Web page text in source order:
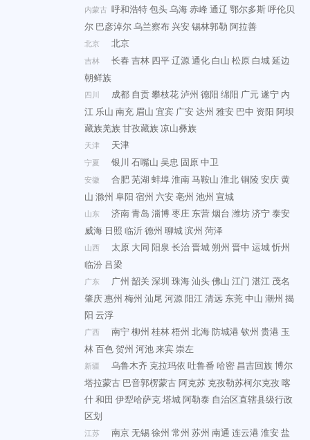
内蒙古 呼和浩特包头乌海赤峰通辽 鄂尔多斯呼伦贝
尔 巴彦淖尔乌兰察布 兴安锡林郭勒 阿拉善
北京 北京
吉林 长春 吉林 四平辽源通化 白山 松原 白城延边
朝鲜族
四川 成都 自贡攀枝花泸州 德阳 绵阳 广元遂宁 内
江 乐山 南充 眉山 宜宾 广安达州 雅安 巴中 资阳 阿坝
藏族羌族甘孜藏族凉山彝族
天津 天津
宁夏 银川 石嘴山 吴忠 固原中卫
安徽 合肥芜湖 蚌埠淮南马鞍山 淮北铜陵 安庆黄
山 滁州 阜阳 宿州 六安亳州 池州 宣城
山东 济南青岛 淄博枣庄 东营烟台 潍坊济宁泰安
威海 日照 临沂德州 聊城滨州 菏泽
山西 太原 大同 阳泉 长治晋城朔州 晋中 运城忻州
临汾 吕梁
广东 广州 韶关 深圳 珠海汕头佛山 江门 湛江 茂名
肇庆惠州 梅州 汕尾 河源阳江清远 东莞中山 潮州 揭
阳 云浮
广西 南宁柳州 桂林梧州 北海防城港钦州 贵港 玉
林百色贺州 河池来宾崇左
新疆 乌鲁木齐 克拉玛依 吐鲁番 哈密 昌吉回族博尔
塔拉蒙古 巴音郭楞蒙古阿克苏 克孜勒苏柯尔克孜喀
什和田 伊犁哈萨克塔城阿勒泰 自治区直辖县级行政
区划
江苏 南京无锡徐州 常州 苏州 南通 连云港淮安盐